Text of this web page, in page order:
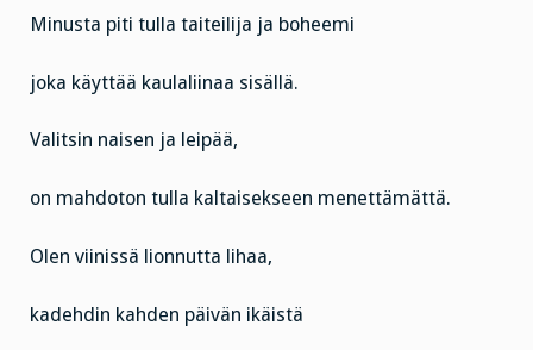
Minusta piti tulla taiteilija ja boheemi
joka käyttää kaulaliinaa sisällä.
Valitsin naisen ja leipää,
on mahdoton tulla kaltaisekseen menettämättä.
Olen viinissä lionnutta lihaa,
kadehdin kahden päivän ikäistä